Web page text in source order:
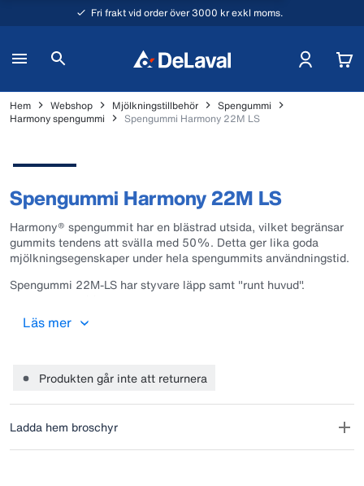
Fri frakt vid order över 3000 kr exkl moms.
Hem Webshop Mjölkningstillbehör
Spengummi
Harmony spengummi
Spengummi Harmony 22M LS
Spengummi Harmony 22M LS
Harmony® spengummit har en blästrad utsida, vilket begränsar
gummits tendens att svälla med 50%. Detta ger lika goda
mjölkningsegenskaper under hela spengummits användningstid.
Spengummi 22M-LS har styvare läpp samt "runt huvud".
1 pkt innehåller 4x96400780.
Läs mer
Produkten går inte att returnera
Ladda hem broschyr